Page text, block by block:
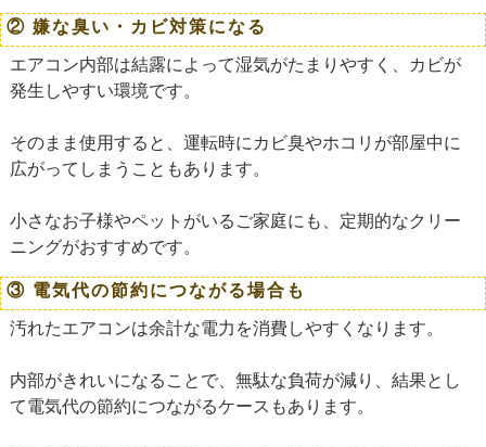
② 嫌な臭い・カビ対策になる
エアコン内部は結露によって湿気がたまりやすく、カビが
発生しやすい環境です。
そのまま使用すると、運転時にカビ臭やホコリが部屋中に
広がってしまうこともあります。
小さなお子様やペットがいるご家庭にも、定期的なクリー
ニングがおすすめです。
③ 電気代の節約につながる場合も
汚れたエアコンは余計な電力を消費しやすくなります。
内部がきれいになることで、無駄な負荷が減り、結果とし
て電気代の節約につながるケースもあります。